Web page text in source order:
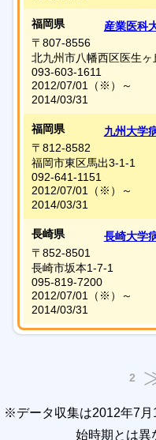
福岡県 産業医科
〒807-8556
北九州市八幡西区医生ヶ
093-603-1611
2012/07/01
（※）
～
2014/03/31
福岡県 九州大学
〒812-8582
福岡市東区馬出3-1-1
092-641-1151
2012/07/01
（※）
～
2014/03/31
長崎県 長崎大学
〒852-8501
長崎市坂本1-7-1
095-819-7200
2012/07/01
（※）
～
2014/03/31
2
※データ収集は2012年7月
始時期とは異